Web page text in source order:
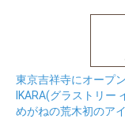
東京吉祥寺にオープ
IKARA(グラストリー
めがねの荒木初のア